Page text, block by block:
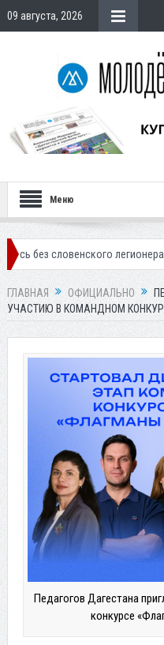
09 августа, 2026
Меню
легионера
ГЛАВНАЯ ОФИЦИАЛЬНО
УЧАСТИЮ В КОМАНДНОМ
Педагогов Дагестана
конкурсе